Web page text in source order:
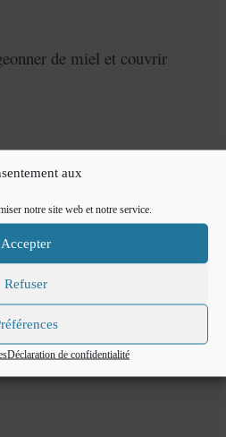
aux
notre site web et notre service.
Accepter
Refuser
Déclaration de confidentialité
de miel et couvrir